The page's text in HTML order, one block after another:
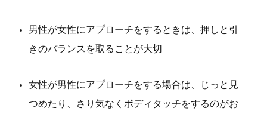
男性が女性にアプローチをするときは、押しと引
きのバランスを取ることが大切
女性が男性にアプローチをする場合は、じっと見
つめたり、さり気なくボディタッチをするのがお